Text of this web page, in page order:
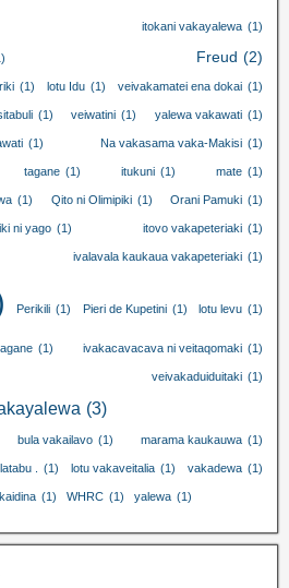
itokani vakayalewa (1)
Freud (2)
(1) lotu Idu (1) veivakamatei ena dokai (1)
(1) veiwatini (1) yalewa vakawati (1)
(1) Na vakasama vaka-Makisi (1)
tagane (1) itukuni (1) mate (1)
(1) Qito ni Olimipiki (1) Orani Pamuki (1)
ni yago (1) itovo vakapeteriaki (1)
ivalavala kaukaua vakapeteriaki (1)
Perikili (1) Pieri de Kupetini (1) lotu levu (1)
(1) ivakacavacava ni veitaqomaki (1)
veivakaduiduitaki (1)
(3)
bula vakailavo (1) marama kaukauwa (1)
. (1) lotu vakaveitalia (1) vakadewa (1)
(1) WHRC (1) yalewa (1)